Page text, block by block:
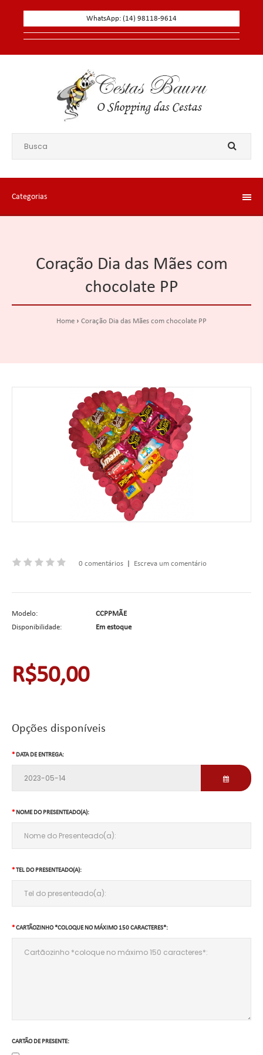
WhatsApp: (14) 98118-9614
Categorias
Coração Dia das Mães com
chocolate PP
Home Coração Dia das Mães com chocolate PP
0 comentários Escreva um comentário
Modelo:
CCPPMÃE
Disponibilidade:
Em estoque
R$50,00
Opções disponíveis
DATA DE ENTREGA:
NOME DO PRESENTEADO(A):
TEL DO PRESENTEADO(A):
CARTÃOZINHO *COLOQUE NO MÁXIMO 150 CARACTERES*:
CARTÃO DE PRESENTE: